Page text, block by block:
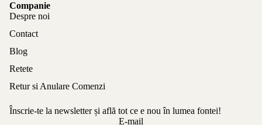
Companie
Despre noi
Contact
Blog
Retete
Retur si Anulare Comenzi
Înscrie-te la newsletter și află tot ce e nou în lumea fontei!
E-mail
Politica de confidențialitate